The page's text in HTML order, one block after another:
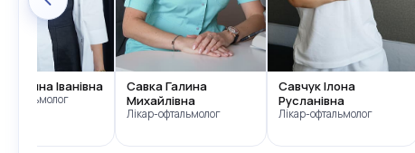
Анна Іванівна
офтальмолог
Савка Галина
Михайлівна
Лікар-офтальмолог
Савчук Ілона
Русланівна
Лікар-офтальмолог